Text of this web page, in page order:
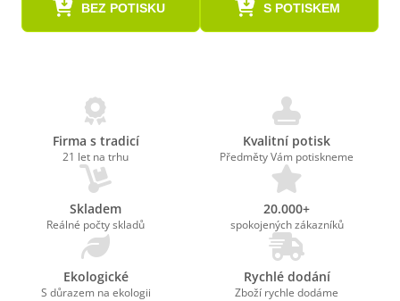
BEZ POTISKU S POTISKEM
Firma s tradicí
21 let na trhu
Kvalitní potisk
Předměty Vám potiskneme
Skladem
Reálné počty skladů
20.000+
spokojených zákazníků
Ekologické
S důrazem na ekologii
Rychlé dodání
Zboží rychle dodáme